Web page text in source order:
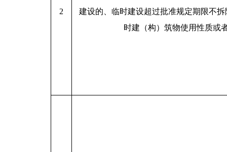
2
建设的、临时建设超过批准规定期限不
时建（构）筑物使用性质或